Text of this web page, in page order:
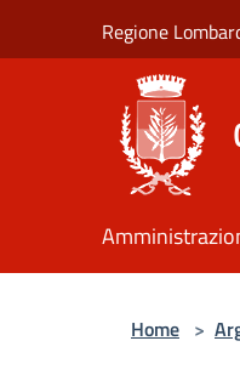
Regione
Home >